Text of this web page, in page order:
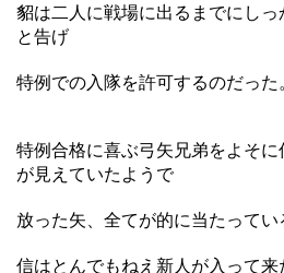
貂は二人に戦場に出るまでにし
と告げ
特例での入隊を許可するのだった。
特例合格に喜ぶ弓矢兄弟をよそ
が見えていたようで
放った矢、全てが的に当たってい
信はとんでもねえ新人が入って